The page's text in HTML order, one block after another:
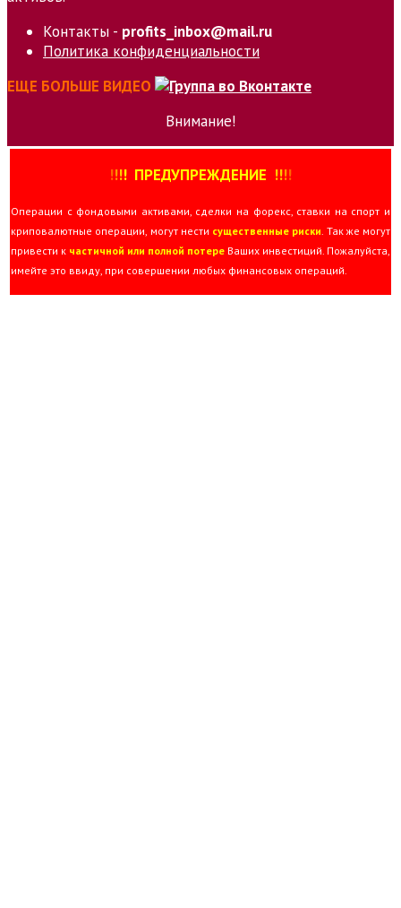
Контакты - profits_inbox@mail.ru
Политика конфиденциальности
ЕЩЕ БОЛЬШЕ ВИДЕО
Внимание!
!!!! ПРЕДУПРЕЖДЕНИЕ !!!!
Операции с фондовыми активами, сделки на форекс, ставки на спорт и
криповалютные операции, могут нести существенные риски. Так же могут
привести к частичной или полной потере Ваших инвестиций. Пожалуйста,
имейте это ввиду, при совершении любых финансовых операций.